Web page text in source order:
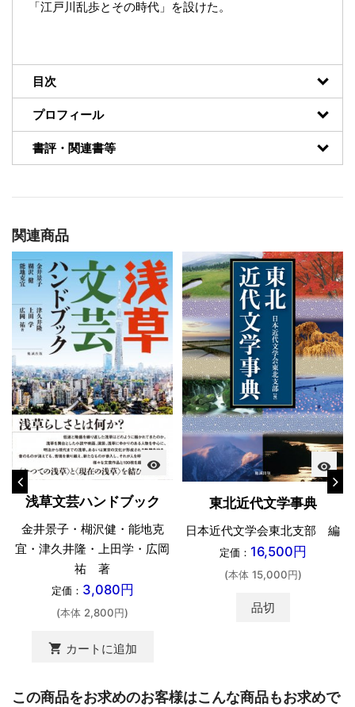
「江戸川乱歩とその時代」を設けた。
目次
プロフィール
書評・関連書等
関連商品
visibility
浅草文芸ハンドブック
金井景子・楜沢健・能地克
宜・津久井隆・上田学・広岡
祐 著
定価： 3,080円
(本体 2,800円)
shopping_cart カートに追加
visibility
東北近代文学事典
日本近代文学会東北支部 編
定価： 16,500円
(本体 15,000円)
品切
この商品をお求めのお客様はこんな商品もお求めで